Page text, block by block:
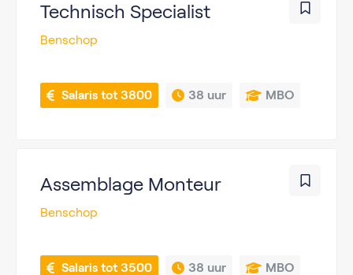
Technisch Specialist
Benschop
Salaris tot 3800 38 uur MBO
Assemblage Monteur
Benschop
Salaris tot 3500 38 uur MBO